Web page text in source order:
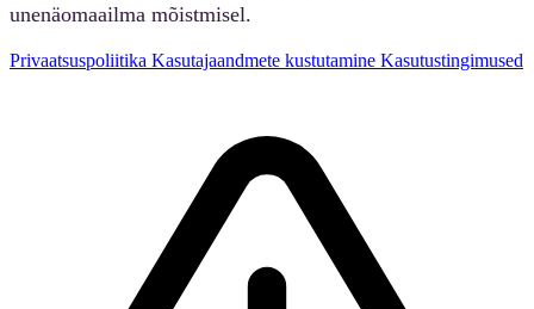
unenäomaailma mõistmisel.
Privaatsuspoliitika Kasutajaandmete kustutamine Kasutustingimused